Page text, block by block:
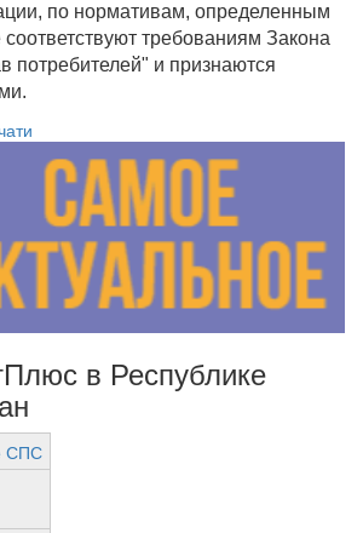
по нормативам, определенным
требованиям Закона
потребителей" и признаются
в Республике
СПС